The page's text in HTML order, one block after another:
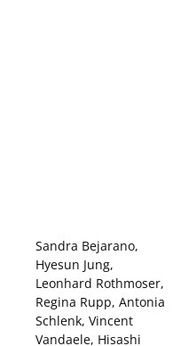
Leonhard Rothmoser,
Regina Rupp, Antonia
Schlenk, Vincent
Vandaele, Hisashi
Yamamoto